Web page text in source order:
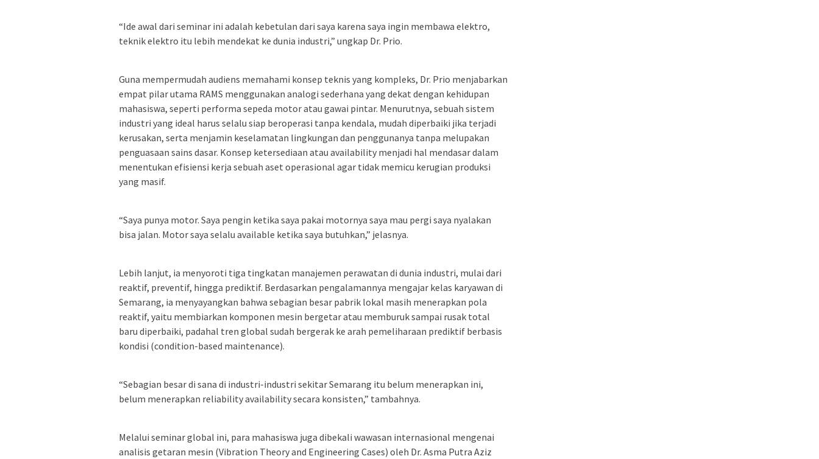
“Ide awal dari seminar ini adalah kebetulan dari saya karena saya ingin membawa elektro,
teknik elektro itu lebih mendekat ke dunia industri,” ungkap Dr. Prio.
Guna mempermudah audiens memahami konsep teknis yang kompleks, Dr. Prio menjabarkan
empat pilar utama RAMS menggunakan analogi sederhana yang dekat dengan kehidupan
mahasiswa, seperti performa sepeda motor atau gawai pintar. Menurutnya, sebuah sistem
industri yang ideal harus selalu siap beroperasi tanpa kendala, mudah diperbaiki jika terjadi
kerusakan, serta menjamin keselamatan lingkungan dan penggunanya tanpa melupakan
penguasaan sains dasar. Konsep ketersediaan atau availability menjadi hal mendasar dalam
menentukan efisiensi kerja sebuah aset operasional agar tidak memicu kerugian produksi
yang masif.
“Saya punya motor. Saya pengin ketika saya pakai motornya saya mau pergi saya nyalakan
bisa jalan. Motor saya selalu available ketika saya butuhkan,” jelasnya.
Lebih lanjut, ia menyoroti tiga tingkatan manajemen perawatan di dunia industri, mulai dari
reaktif, preventif, hingga prediktif. Berdasarkan pengalamannya mengajar kelas karyawan di
Semarang, ia menyayangkan bahwa sebagian besar pabrik lokal masih menerapkan pola
reaktif, yaitu membiarkan komponen mesin bergetar atau memburuk sampai rusak total
baru diperbaiki, padahal tren global sudah bergerak ke arah pemeliharaan prediktif berbasis
kondisi (condition-based maintenance).
“Sebagian besar di sana di industri-industri sekitar Semarang itu belum menerapkan ini,
belum menerapkan reliability availability secara konsisten,” tambahnya.
Melalui seminar global ini, para mahasiswa juga dibekali wawasan internasional mengenai
analisis getaran mesin (Vibration Theory and Engineering Cases) oleh Dr. Asma Putra Aziz